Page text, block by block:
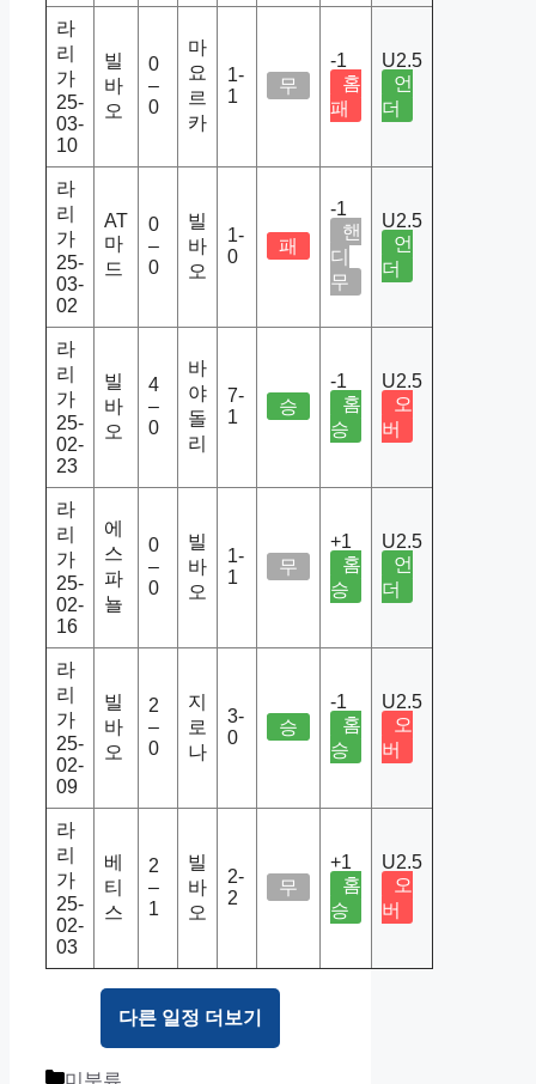
라
리
가
25-
03-
10
빌
바
오
0
–
0
마
요
르
카
1-
1
무
-1
홈
패
U2.5
언
더
라
리
가
25-
03-
02
AT
마
드
0
–
0
빌
바
오
1-
0
패
-1
핸
디
무
U2.5
언
더
라
리
가
25-
02-
23
빌
바
오
4
–
0
바
야
돌
리
7-
1
승
-1
홈
승
U2.5
오
버
라
리
가
25-
02-
16
에
스
파
뇰
0
–
0
빌
바
오
1-
1
무
+1
홈
승
U2.5
언
더
라
리
가
25-
02-
09
빌
바
오
2
–
0
지
로
나
3-
0
승
-1
홈
승
U2.5
오
버
라
리
가
25-
02-
03
베
티
스
2
–
1
빌
바
오
2-
2
무
+1
홈
승
U2.5
오
버
다른 일정 더보기
Categories
미분류